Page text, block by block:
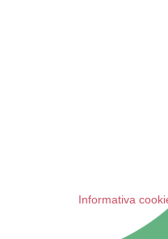
Informativa